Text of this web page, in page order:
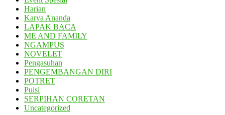
Harian
Karya Ananda
LAPAK BACA
ME AND FAMILY
NGAMPUS
NOVELET
Pengasuhan
PENGEMBANGAN DIRI
POTRET
Puisi
SERPIHAN CORETAN
Uncategorized